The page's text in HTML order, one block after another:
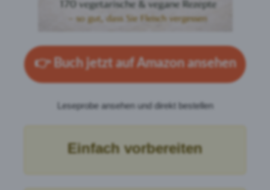
👉 Buch jetzt auf Amazon ansehen
Leseprobe ansehen und direkt bestellen
Einfach vorbereiten